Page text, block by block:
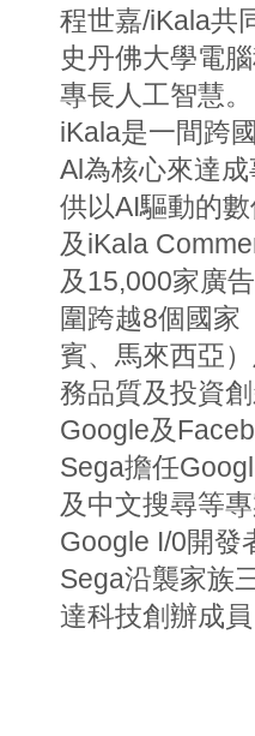
程世嘉/iKala共
史丹佛大學電
專長人工智慧。
iKala是一間跨
Al為核心來達
供以AI驅動的
及iKala
及15,000家廣
圍跨越8個國家
賓、馬來西亞
務品質及投資
Google及
Sega擔任
及中文搜尋等
Google I/0開發
Sega沿襲家族
達科技創辦成